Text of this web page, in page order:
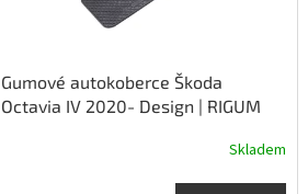
Gumové autokoberce Škoda
Octavia IV 2020- Design | RIGUM
Skladem